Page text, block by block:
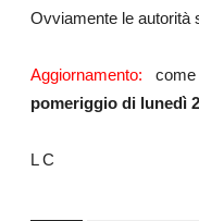
Ovviamente le autorità
Aggiornamento: come
pomeriggio di lunedì
L C